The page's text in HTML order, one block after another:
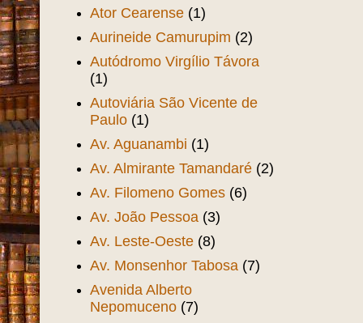
Ator Cearense (1)
Aurineide Camurupim (2)
Autódromo Virgílio Távora
(1)
Autoviária São Vicente de
Paulo (1)
Av. Aguanambi (1)
Av. Almirante Tamandaré (2)
Av. Filomeno Gomes (6)
Av. João Pessoa (3)
Av. Leste-Oeste (8)
Av. Monsenhor Tabosa (7)
Avenida Alberto
Nepomuceno (7)